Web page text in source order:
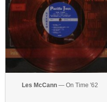
Les McCann— On Time '62